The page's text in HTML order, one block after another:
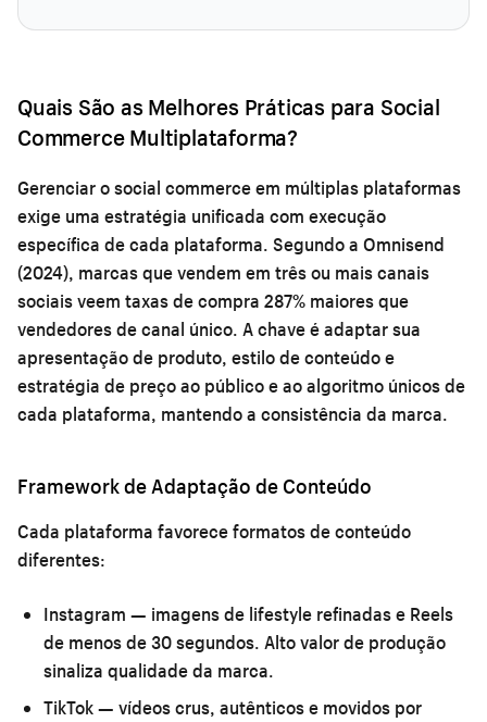
Quais São as Melhores Práticas para Social
Commerce Multiplataforma?
Gerenciar o social commerce em múltiplas plataformas
exige uma estratégia unificada com execução
específica de cada plataforma. Segundo a Omnisend
(2024), marcas que vendem em três ou mais canais
sociais veem taxas de compra 287% maiores que
vendedores de canal único. A chave é adaptar sua
apresentação de produto, estilo de conteúdo e
estratégia de preço ao público e ao algoritmo únicos de
cada plataforma, mantendo a consistência da marca.
Framework de Adaptação de Conteúdo
Cada plataforma favorece formatos de conteúdo
diferentes:
Instagram — imagens de lifestyle refinadas e Reels
de menos de 30 segundos. Alto valor de produção
sinaliza qualidade da marca.
TikTok— vídeos crus, autênticos e movidos por